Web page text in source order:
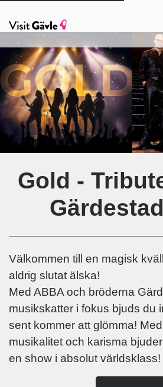
Gold -
Välkommen till en magisk
aldrig slutat älska!
Med ABBA och bröderna
musikskatter i fokus bjuds du
sent kommer att glömma!
musikalitet och karisma
en show i absolut världsklass!